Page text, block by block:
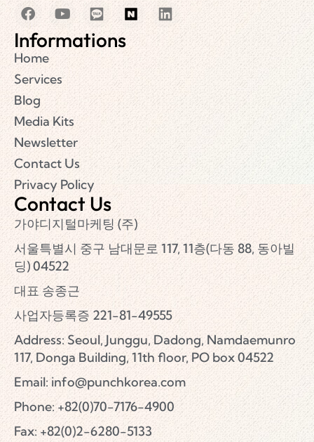
Informations
Home
Services
Blog
Media Kits
Newsletter
Contact Us
Privacy Policy
Contact Us
가야디지털마케팅 (주)
서울특별시 중구 남대문로 117, 11층(다동 88, 동아빌
딩) 04522
대표 송종근
사업자등록증 221-81-49555
Address: Seoul, Junggu, Dadong, Namdaemunro
117, Donga Building, 11th floor, PO box 04522
Email:info@punchkorea.com
Phone: +82(0)70-7176-4900
Fax: +82(0)2-6280-5133